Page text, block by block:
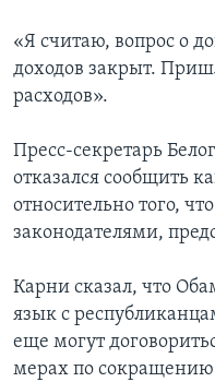
«Я считаю, вопрос о
доходов закрыт.
расходов».
Пресс-секретарь
отказался сообщить
относительно того,
законодателями,
Карни сказал, что
язык с
еще могут
мерах по